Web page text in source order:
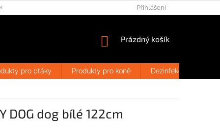
ŘÁD FORMULÁŘ NA ODSTOUPENÍ OD SMLOUVY
Přihlášení
NÁKUPNÍ
Prázdný košík
pro ptáky Produkty pro koně Dezinfekce
DOG dog bílé 122cm